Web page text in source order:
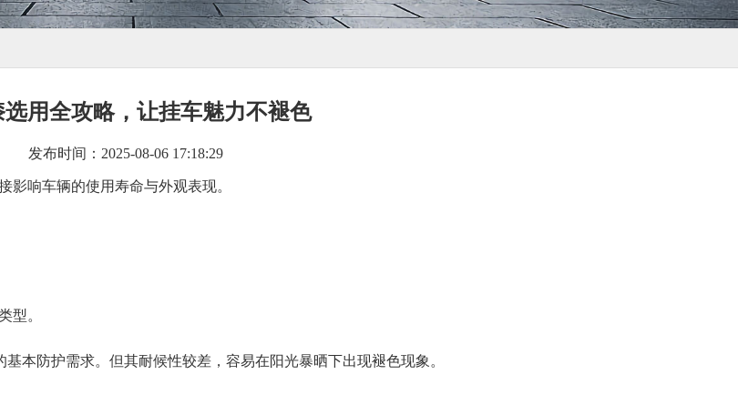
选用全攻略，让挂车魅力不褪色
发布时间：2025-08-06 17:18:29
影响车辆的使用寿命与外观表现。
型。
本防护需求。但其耐候性较差，容易在阳光暴晒下出现褪色现象。